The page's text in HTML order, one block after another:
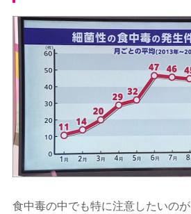
食中毒の中でも特に注意したいのが